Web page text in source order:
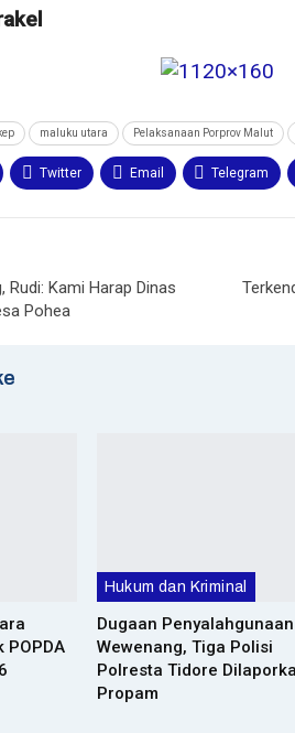
maluku utara Pelaksanaan Porprov Malut
Twitter Email Telegram
Rudi: Kami Harap Dinas
Pohea
POPDA
Hukum dan Kriminal
Dugaan Penyalahgunaan
Wewenang, Tiga Polisi
Polresta Tidore
Propam